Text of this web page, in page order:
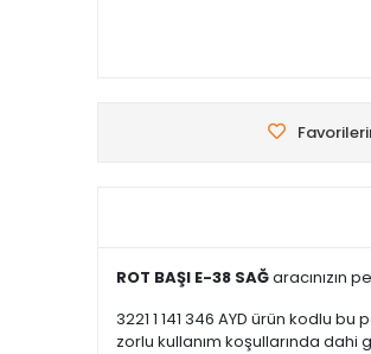
ROT BAŞI E-38 SAĞaracınızın
3221 1 141 346 AYD ürün kodlu
zorlu kullanım koşullarında dahi